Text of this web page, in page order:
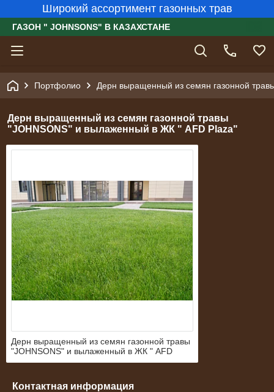
Широкий ассортимент газонных трав
ГАЗОН " JOHNSONS" В КАЗАХСТАНЕ
Портфолио Дерн выращенный из семян газонной
Дерн выращенный из семян газонной травы
"JOHNSONS" и вылаженный в ЖК " AFD Plaza"
Дерн выращенный из семян газонной травы
"JOHNSONS" и вылаженный в ЖК " AFD
Plaza"
Контактная информация